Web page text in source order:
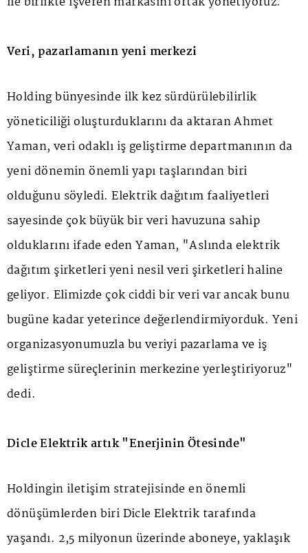
Veri, pazarlamanın yeni merkezi
Holding bünyesinde ilk kez sürdürülebilirlik
yöneticiliği oluşturduklarını da aktaran Ahmet
Yaman, veri odaklı iş geliştirme departmanının da
yeni dönemin önemli yapı taşlarından biri
olduğunu söyledi. Elektrik dağıtım faaliyetleri
sayesinde çok büyük bir veri havuzuna sahip
olduklarını ifade eden Yaman, "Aslında elektrik
dağıtım şirketleri yeni nesil veri şirketleri haline
geliyor. Elimizde çok ciddi bir veri var ancak bunu
bugüne kadar yeterince değerlendirmiyorduk. Yeni
organizasyonumuzla bu veriyi pazarlama ve iş
geliştirme süreçlerinin merkezine yerleştiriyoruz"
dedi.
Dicle Elektrik artık "Enerjinin Ötesinde"
Holdingin iletişim stratejisinde en önemli
dönüşümlerden biri Dicle Elektrik tarafında
yaşandı. 2,5 milyonun üzerinde aboneye, yaklaşık